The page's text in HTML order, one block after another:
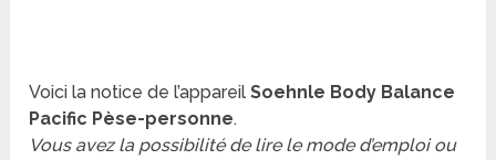
Voici la notice de l’appareilSoehnle Body Balance
Pacific Pèse-personne.
Vous avez la possibilité de lire le mode d’emploi ou